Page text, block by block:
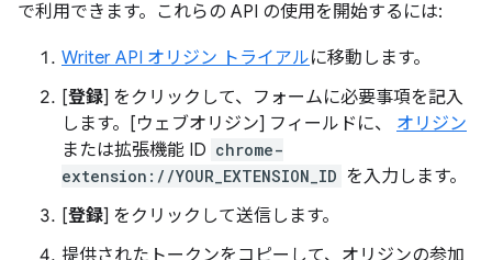
で利用できます。これらの API の使用を開始するには:
Writer API オリジン トライアルに移動します。
[登録] をクリックして、フォームに必要事項を記入
します。[ウェブオリジン] フィールドに、 オリジン
または拡張機能 ID chrome-
extension://YOUR_EXTENSION_ID を入力します。
[登録] をクリックして送信します。
提供されたトークンをコピーして、オリジンの参加